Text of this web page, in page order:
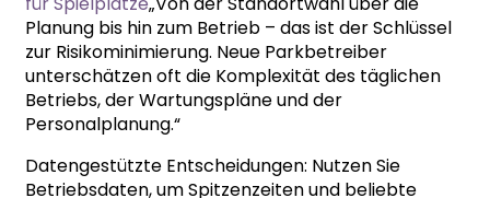
Planung bis hin zum Betrieb – das ist der Schlüssel
zur Risikominimierung. Neue Parkbetreiber
unterschätzen oft die Komplexität des täglichen
Betriebs, der Wartungspläne und der
Personalplanung.“
Datengestützte Entscheidungen: Nutzen Sie
Betriebsdaten, um Spitzenzeiten und beliebte